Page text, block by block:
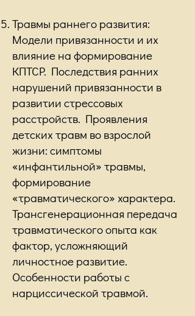
Травмы раннего развития:
Модели привязанности и их
влияние на формирование
КПТСР. Последствия ранних
нарушений привязанности в
развитии стрессовых
расстройств. Проявления
детских травм во взрослой
жизни: симптомы
«инфантильной» травмы,
формирование
«травматического» характера.
Трансгенерационная передача
травматического опыта как
фактор, усложняющий
личностное развитие.
Особенности работы с
нарциссической травмой.